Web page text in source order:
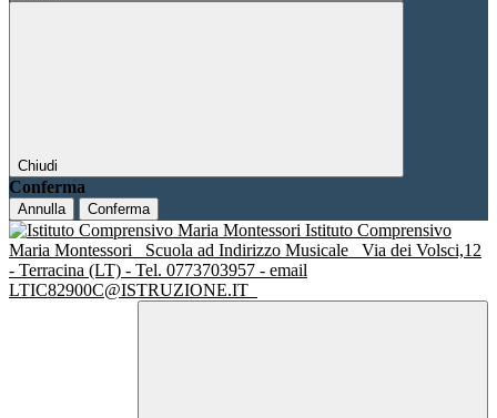
Chiudi
Conferma
Annulla Conferma
Istituto Comprensivo
Maria Montessori
Scuola ad Indirizzo Musicale
Via dei Volsci,12
- Terracina (LT) - Tel. 0773703957 - email
LTIC82900C@ISTRUZIONE.IT